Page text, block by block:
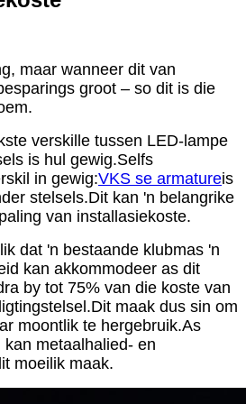
maar wanneer dit van
groot – so dit is die
verskille tussen LED-lampe
is hul gewig.Selfs
in gewig:VKS se armatureis
stelsels.Dit kan 'n belangrike
van installasiekoste.
dat 'n bestaande klubmas 'n
kan akkommodeer as dit
by tot 75% van die koste van
maak dus sin om
moontlik te hergebruik.As
metaalhalied- en
moeilik maak.